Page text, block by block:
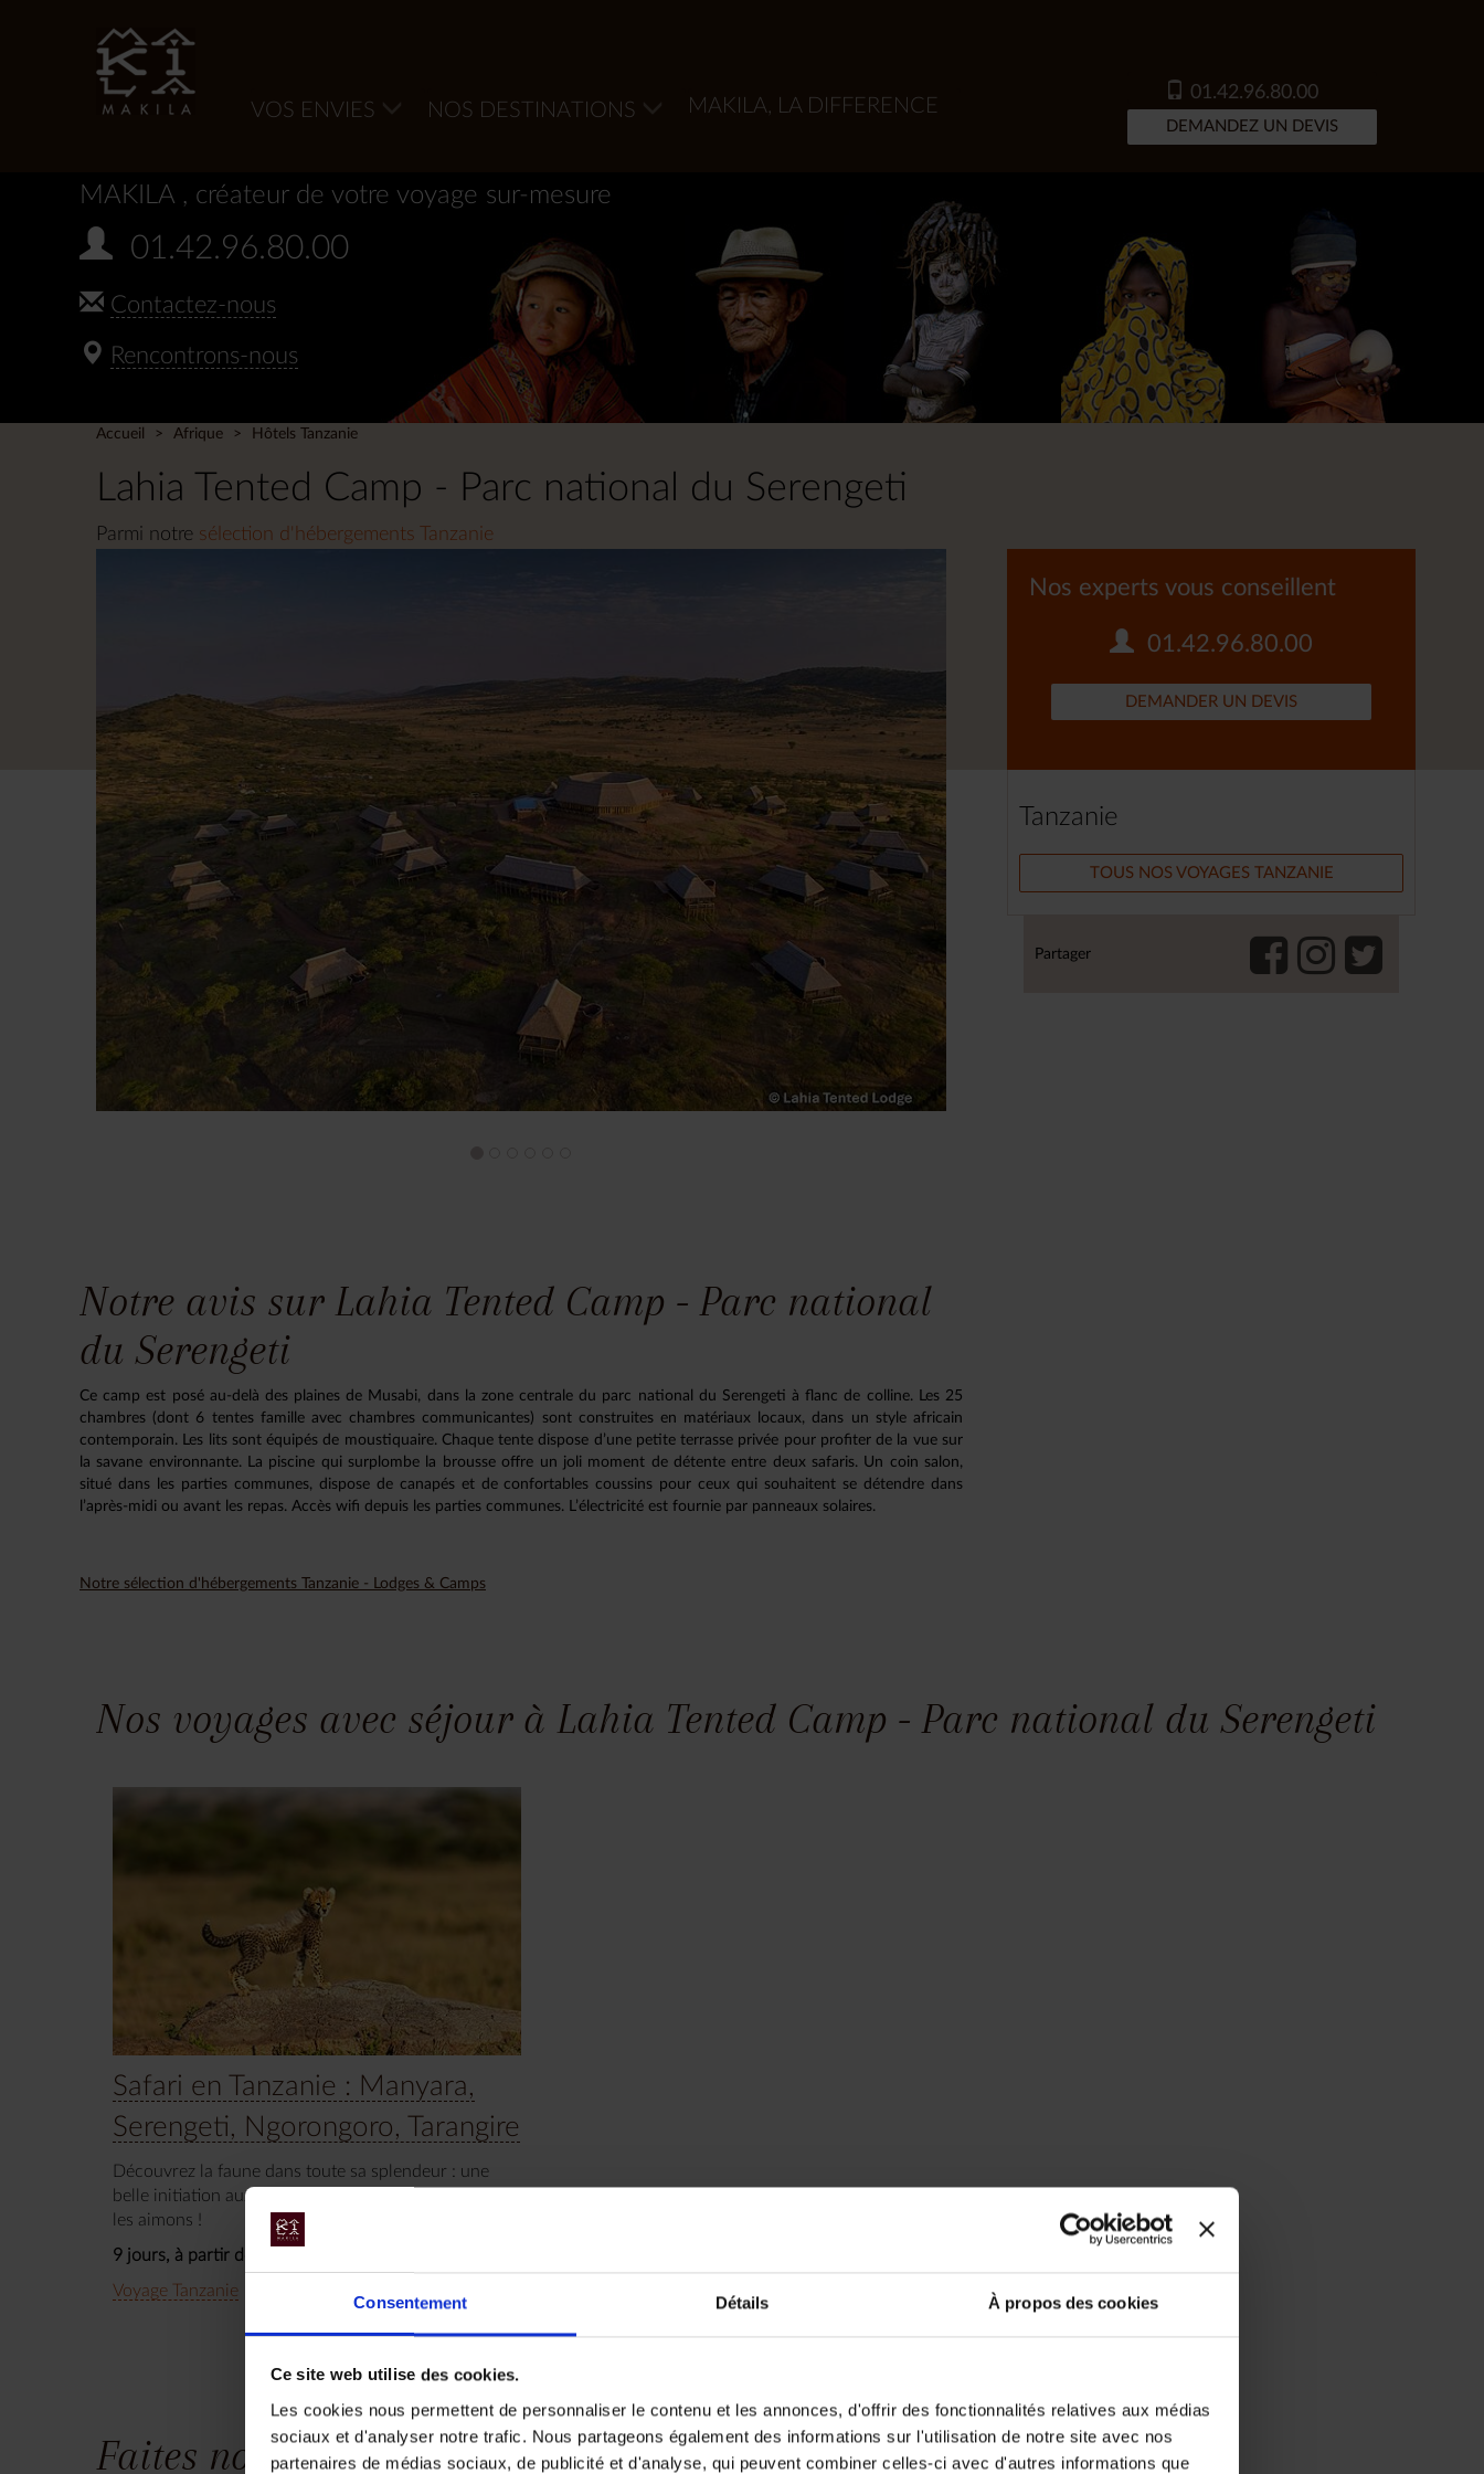
Consentement Détails À propos des cookies
Ce site web utilise des cookies.
Les cookies nous permettent de personnaliser le contenu et les annonces, d'offrir des fonctionnalités relatives aux médias
sociaux et d'analyser notre trafic. Nous partageons également des informations sur l'utilisation de notre site avec nos
partenaires de médias sociaux, de publicité et d'analyse, qui peuvent combiner celles-ci avec d'autres informations que
VOS ENVIES NOS DESTINATIONS MAKILA, LA DIFFERENCE
01.42.96.80.00
DEMANDEZ UN DEVIS
MAKILA , créateur de votre voyage sur-mesure
01.42.96.80.00
Contactez-nous
Rencontrons-nous
Accueil Afrique Hôtels Tanzanie
Lahia Tented Camp - Parc national du Serengeti
Parmi notre sélection d'hébergements Tanzanie
Notre avis sur Lahia Tented Camp - Parc national
du Serengeti
Ce camp est posé au-delà des plaines de Musabi, dans la zone centrale du parc national du Serengeti à flanc de colline. Les 25
chambres (dont 6 tentes famille avec chambres communicantes) sont construites en matériaux locaux, dans un style africain
contemporain. Les lits sont équipés de moustiquaire. Chaque tente dispose d’une petite terrasse privée pour profiter de la vue sur
la savane environnante. La piscine qui surplombe la brousse offre un joli moment de détente entre deux safaris. Un coin salon,
situé dans les parties communes, dispose de canapés et de confortables coussins pour ceux qui souhaitent se détendre dans
l’après-midi ou avant les repas. Accès wifi depuis les parties communes. L’électricité est fournie par panneaux solaires.
Notre sélection d'hébergements Tanzanie - Lodges & Camps
Nos experts vous conseillent
01.42.96.80.00
DEMANDER UN DEVIS
Tanzanie
TOUS NOS VOYAGES TANZANIE
Partager
Nos voyages avec séjour à Lahia Tented Camp - Parc national du Serengeti
Safari en Tanzanie : Manyara,
Serengeti, Ngorongoro, Tarangire
Découvrez la faune dans toute sa splendeur : une
belle initiation aux safaris en Afrique, comme nous
les aimons !
9 jours, à partir de 4 600 €
Voyage Tanzanie
Faites nous part de vos envies